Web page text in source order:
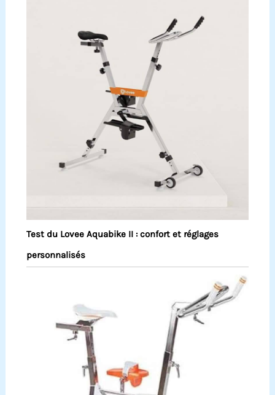
Test du Lovee Aquabike II : confort et réglages
personnalisés